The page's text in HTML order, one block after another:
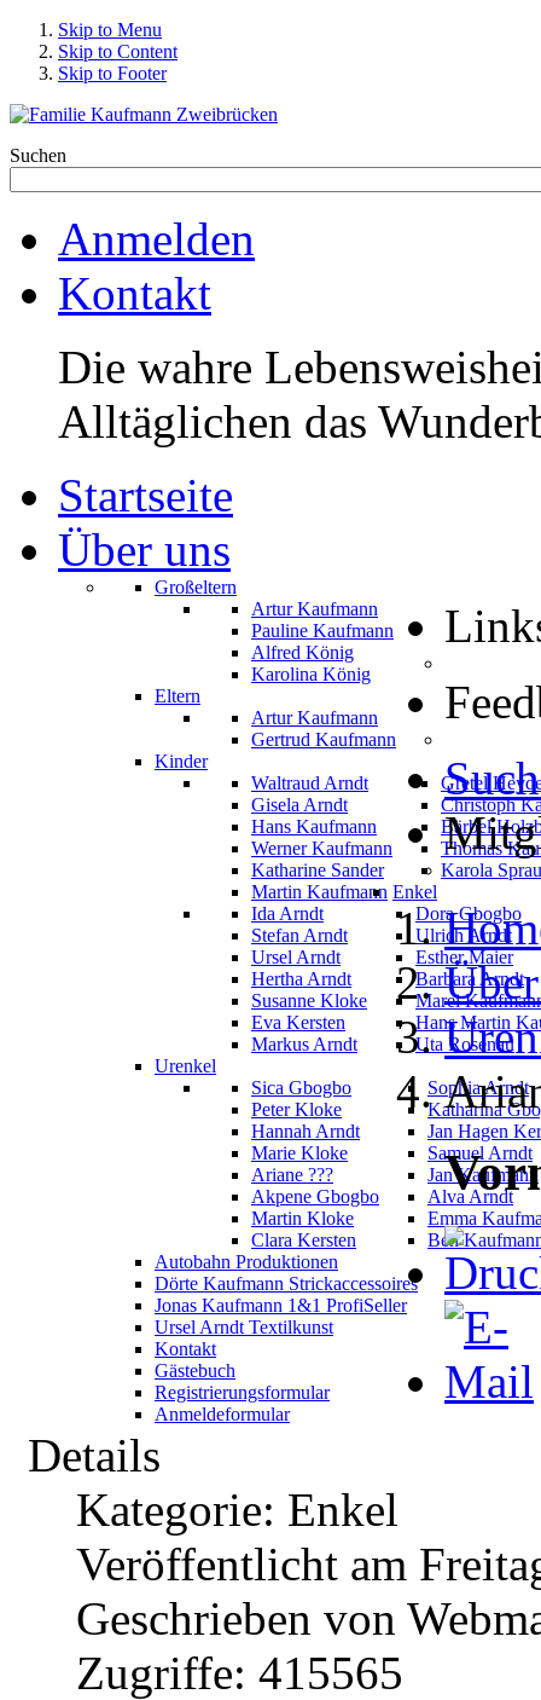
Skip to Menu
Skip to Content
Skip to Footer
Suchen
Anmelden
Kontakt
Die wahre
Alltäglichen das
Startseite
Über uns
Großeltern
Artur Kaufmann
Pauline Kaufmann
Alfred König
Karolina König
Eltern
Artur Kaufmann
Gertrud Kaufmann
Kinder
Waltraud Arndt
Gisela Arndt
Hans Kaufmann
Werner Kaufmann
Katharine Sander
Martin Kaufmann
Gretel
Christoph
Bärbel
Thomas
Karola Sprau
Enkel
Ida Arndt
Stefan Arndt
Ursel Arndt
Hertha Arndt
Susanne Kloke
Eva Kersten
Markus Arndt
Dora Gbogbo
Ulrich Arndt
Esther Maier
Barbara Arndt
Marei
Hans Martin
Uta Rosenau
Urenkel
Sica Gbogbo
Peter Kloke
Hannah Arndt
Marie Kloke
Ariane ???
Akpene Gbogbo
Martin Kloke
Clara Kersten
Sophia Arndt
Katharina
Jan Hagen
Samuel Arndt
Jan Kaufmann
Alva Arndt
Emma
Ben
Autobahn Produktionen
Dörte Kaufmann Strickaccessoires
Jonas Kaufmann 1&1 ProfiSeller
Ursel Arndt Textilkunst
Kontakt
Gästebuch
Registrierungsformular
Anmeldeformular
Details
Kategorie: Enkel
Veröffentlicht am
Geschrieben von
Zugriffe: 415565